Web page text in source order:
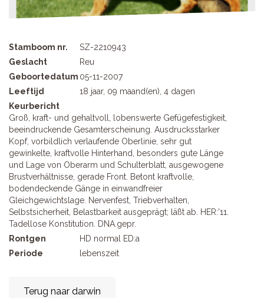
Stamboom nr.
SZ-2210943
Geslacht
Reu
Geboortedatum 05-11-2007
Leeftijd
18 jaar, 09 maand(en), 4 dagen
Keurbericht
Groß, kraft- und gehaltvoll, lobenswerte Gefügefestigkeit,
beeindruckende Gesamterscheinung. Ausdrucksstarker
Kopf, vorbildlich verlaufende Oberlinie, sehr gut
gewinkelte, kraftvolle Hinterhand, besonders gute Länge
und Lage von Oberarm und Schulterblatt, ausgewogene
Brustverhältnisse, gerade Front. Betont kraftvolle,
bodendeckende Gänge in einwandfreier
Gleichgewichtslage. Nervenfest, Triebverhalten,
Selbstsicherheit, Belastbarkeit ausgeprägt; läßt ab. HER:'11.
Tadellose Konstitution. DNA.gepr.
Rontgen
HD normal ED:a
Periode
lebenszeit
Terug naar darwin